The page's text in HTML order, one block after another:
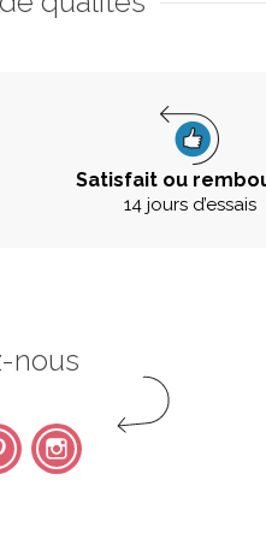
Satisfait ou
14 jours d’essais
nous
Pinterest Instagram